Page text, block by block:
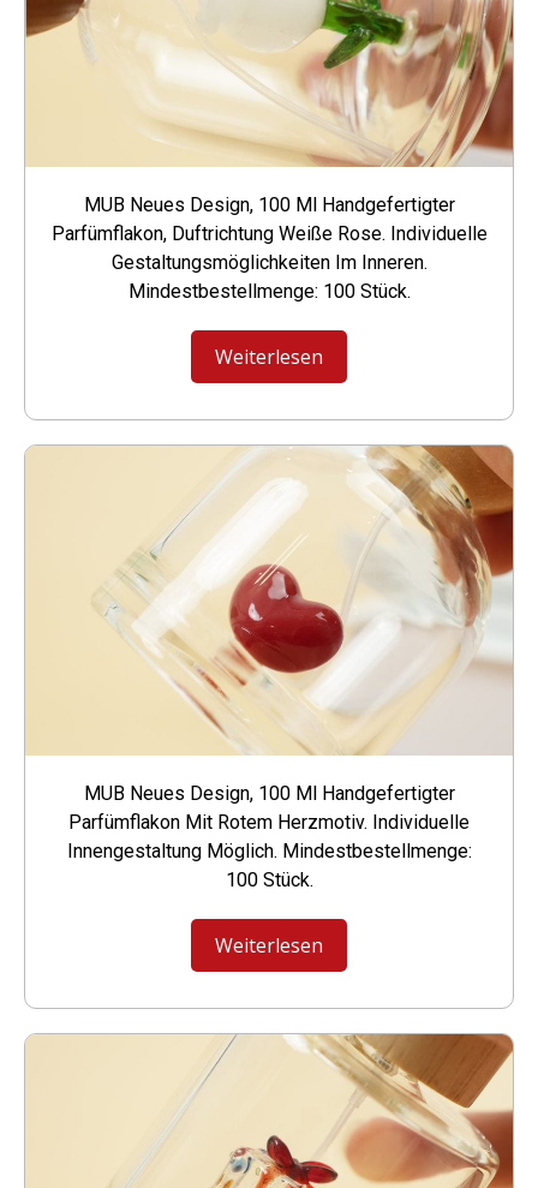
MUB Neues Design, 100 Ml Handgefertigter
Parfümflakon, Duftrichtung Weiße Rose. Individuelle
Gestaltungsmöglichkeiten Im Inneren.
Mindestbestellmenge: 100 Stück.
Weiterlesen
MUB Neues Design, 100 Ml Handgefertigter
Parfümflakon Mit Rotem Herzmotiv. Individuelle
Innengestaltung Möglich. Mindestbestellmenge:
100 Stück.
Weiterlesen